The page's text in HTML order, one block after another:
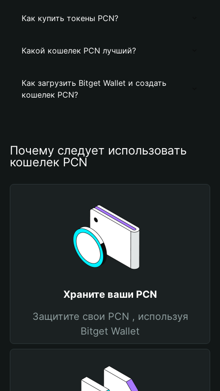
Как купить токены PCN?
Какой кошелек PCN лучший?
Как загрузить Bitget Wallet и создать
кошелек PCN?
Почему следует использовать
кошелек PCN
Храните ваши PCN
Защитите свои PCN , используя
Bitget Wallet